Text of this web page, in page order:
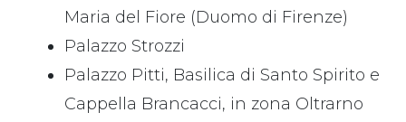
Maria del Fiore (Duomo di Firenze)
Palazzo Strozzi
Palazzo Pitti, Basilica di Santo Spirito e
Cappella Brancacci, in zona Oltrarno